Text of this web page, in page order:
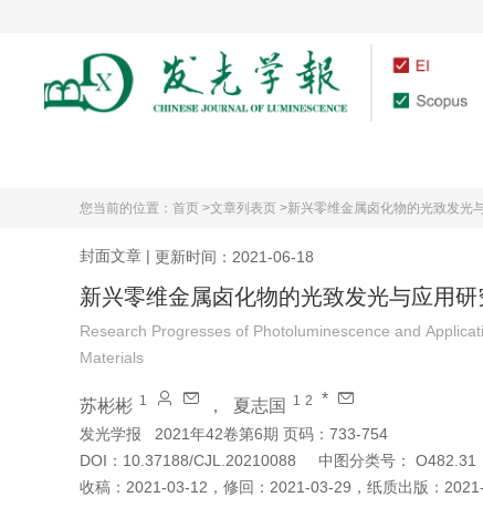
您当前的位置： 首页 >文章列表页 >新兴零维金属卤化物的光致发光
封面文章 | 更新时间：2021-06-18
新兴零维金属卤化物的光致发光与应用研
Research Progresses of Photoluminescence and
Materials
苏彬彬 1 ， 夏志国 1 2 *
发光学报
2021年42卷第6期 页码：733-754
DOI： 10.37188/CJL.20210088 中图分类号：
O482.31
收稿： 2021-03-12 ， 修回： 2021-03-29 ， 纸质出版：